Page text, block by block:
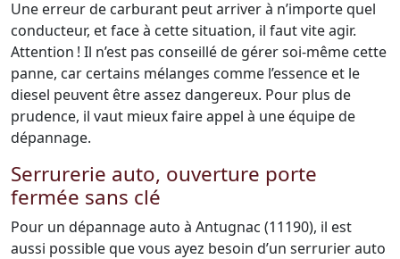
Une erreur de carburant peut arriver à n’importe quel
conducteur, et face à cette situation, il faut vite agir.
Attention ! Il n’est pas conseillé de gérer soi-même cette
panne, car certains mélanges comme l’essence et le
diesel peuvent être assez dangereux. Pour plus de
prudence, il vaut mieux faire appel à une équipe de
dépannage.
Serrurerie auto, ouverture porte
fermée sans clé
Pour un dépannage auto à Antugnac (11190), il est
aussi possible que vous ayez besoin d’un serrurier auto